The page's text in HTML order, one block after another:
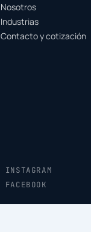
Nosotros
Industrias
Contacto y cotización
INSTAGRAM
FACEBOOK